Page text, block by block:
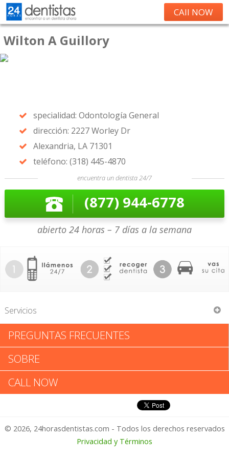
CAll NOW
Wilton A Guillory
specialidad: Odontología General
dirección: 2227 Worley Dr
Alexandria, LA 71301
teléfono: (318) 445-4870
encuentra un dentista 24/7
(877) 944-6778
abierto 24 horas – 7 días a la semana
Servicios
Wilton A Guillory
Wilton A Guillory: Califica tu
Experiencia
1 – No Feliz
PREGUNTAS FRECUENTES
SOBRE
CALL NOW
© 2026, 24horasdentistas.com - Todos los derechos reservados
Privacidad y Términos